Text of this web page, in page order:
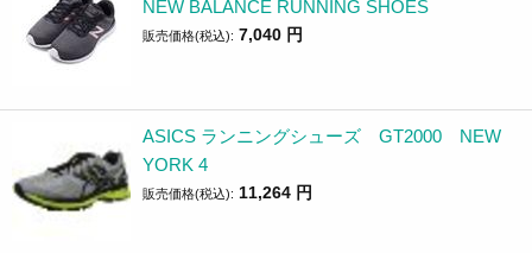
NEW BALANCE RUNNING SHOES
販売価格(税込): 7,040 円
ASICS ランニングシューズ GT2000 NEW
YORK 4
販売価格(税込): 11,264 円